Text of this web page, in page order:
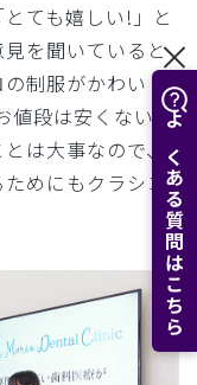
よくある質問はこちら
ても嬉しい!」と
を聞いていると
制服がかわい
段は安くないの
は大事なので、
めにもクラシコ